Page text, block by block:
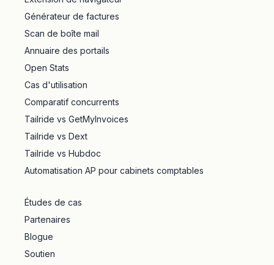
Générateur de factures
Scan de boîte mail
Annuaire des portails
Open Stats
Cas d'utilisation
Comparatif concurrents
Tailride vs GetMyInvoices
Tailride vs Dext
Tailride vs Hubdoc
Automatisation AP pour cabinets comptables
Études de cas
Partenaires
Blogue
Soutien